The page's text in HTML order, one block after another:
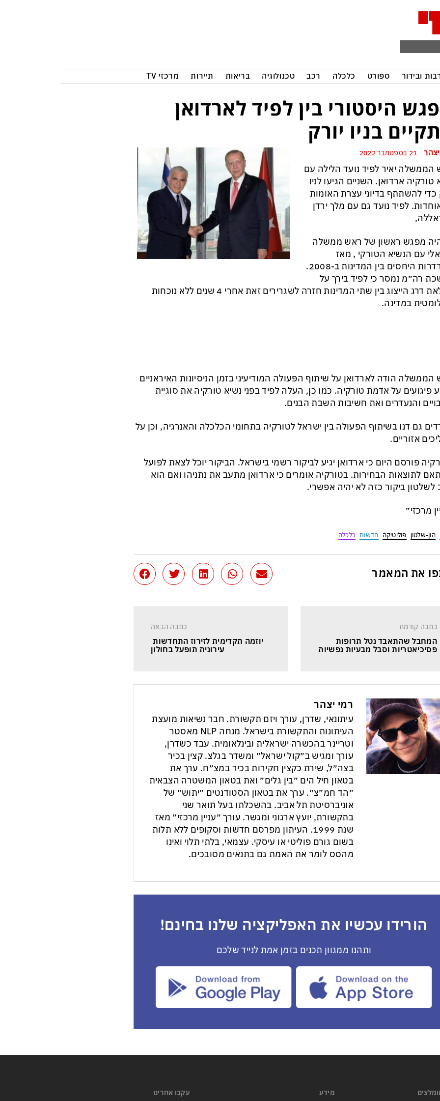
ובידור ספורט כלכלה רכב טכנולוגיה בריאות תיירות מרכזי TV
היסטורי בין לפיד לארדואן
בניו יורק
הממשלה יאיר לפיד נועד הלילה עם
טורקיה ארדואן. השניים הגיעו לניו
כדי להשתתף בדיוני עצרת האומות
לפיד נועד גם עם מלך ירדן
מפגש ראשון של ראש ממשלה
עם הנשיא הטורקי , מאז
הידרדרות היחסים בין המדינות ב-2008.
רה״מ נמסר כי לפיד בירך על
העלאת דרג הייצוג בין שתי המדינות חזרה לשגרירים זאת אחרי 4 שנים ללא נוכחות
במדינה.
הממשלה הודה לארדואן על שיתוף הפעולה המודיעיני בזמן הניסיונות האיראניים
פיגועים על אדמת טורקיה. כמו כן, העלה לפיד בפני נשיא טורקיה את סוגיית
והנעדרים ואת חשיבות השבת הבנים.
גם דנו בשיתוף הפעולה בין ישראל לטורקיה בתחומי הכלכלה והאנרגיה, וכן על
אזוריים.
פורסם היום כי ארדואן יגיע לביקור רשמי בישראל. הביקור יוכל לצאת לפועל
לתוצאות הבחירות. בטורקיה אומרים כי ארדואן מתעב את נתניהו ואם הוא
לשלטון ביקור כזה לא יהיה אפשרי.
מרכזי״
הון-שלטון פוליטיקה חדשות כלכלה
את המאמר
כתבה קודמת
המחבל שהתאבד נטל תרופות
פסיכיאטריות וסבל מבעיות נפשיות
כתבה הבאה
יוזמה תקדימית לזירוז התחדשות
עירונית תופעל בחולון
רמי יצהר
עיתונאי, שדרן, עורך ויזם תקשורת. חבר נשיאות מועצת
העיתונות והתקשורת בישראל. מנחה NLP מאסטר
וטריינר בהכשרה ישראלית ובינלאומית. עבד כשדרן,
עורך ומגיש ב״קול ישראל״ ומשדר בגלצ. קצין בכיר
בצה״ל, שירת כקצין חקירות בכיר במצ״ח. ערך את
בטאון חיל הים ״בין גלים״ ואת בטאון המשטרה הצבאית
״הד חמ״צ״. ערך את בטאון הסטודנטים ״יתוש״ של
אוניברסיטת תל אביב. בהשכלתו בעל תואר שני
בתקשורת, יועץ ארגוני ומגשר. עורך ״עניין מרכזי״ מאז
שנת 1999. העיתון מפרסם חדשות וסקופים ללא תלות
בשום גורם פוליטי או עיסקי. עצמאי, בלתי תלוי ואינו
מהסס לומר את האמת גם בתנאים מסובכים.
הורידו עכשיו את האפליקציה שלנו בחינם!
ותהנו ממגוון תכנים בזמן אמת לנייד שלכם
מידע עקבו אחרינו